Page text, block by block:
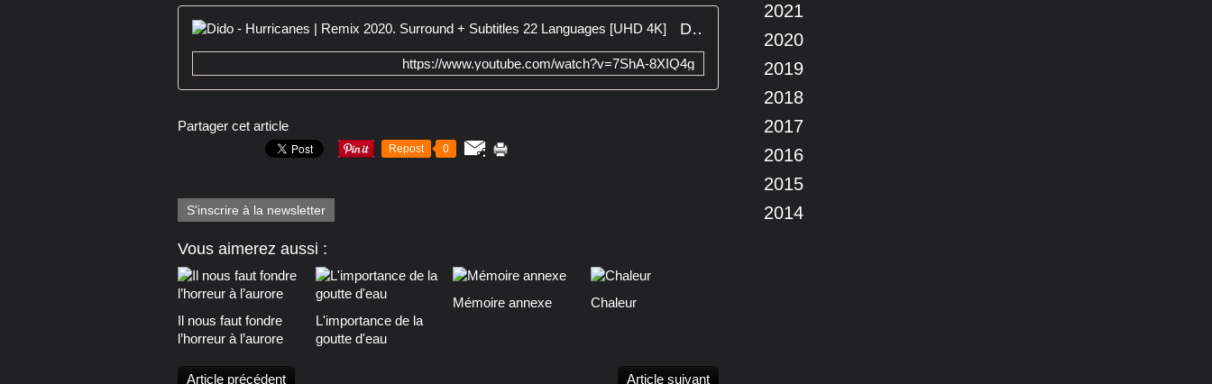
Dido - Hurricanes | Remix 2020. Surround + Subtitles 22 Languages [UHD 4K]
https://www.youtube.com/watch?v=7ShA-8XIQ4g
Partager cet article
Repost 0
S'inscrire à la newsletter
Vous aimerez aussi :
Il nous faut fondre
l’horreur à l’aurore
L'importance de la
goutte d'eau
Mémoire annexe Chaleur
Article précédent Article suivant
2021
2020
2019
2018
2017
2016
2015
2014